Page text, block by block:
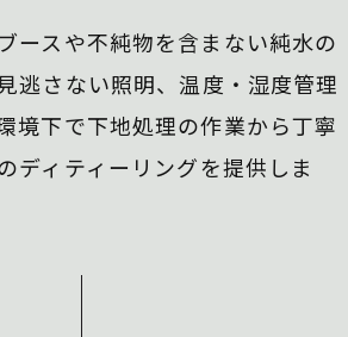
ースや不純物を含まない純水の
逃さない照明、温度・湿度管理
境下で下地処理の作業から丁寧
ディティーリングを提供しま